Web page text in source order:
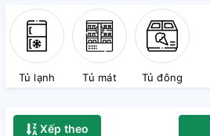
Tủ lạnh Tủ mát Tủ đông
Xếp theo